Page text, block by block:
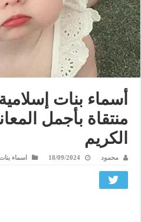
منتقاة بأجمل
الكريم
محمود 18/09/2024 اسماء